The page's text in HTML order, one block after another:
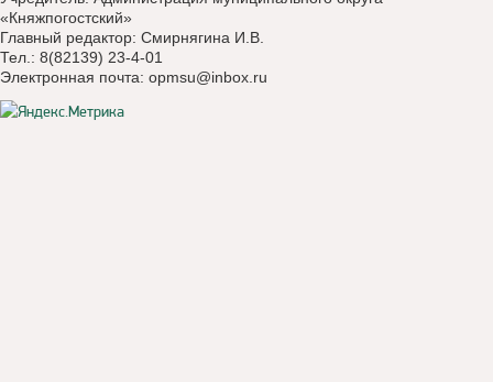
«Княжпогостский»
Главный редактор: Смирнягина И.В.
Тел.: 8(82139) 23-4-01
Электронная почта: opmsu@inbox.ru